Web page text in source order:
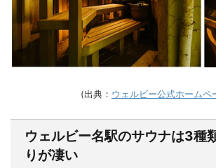
(出典： ウェルビー公式ホームペ
ウェルビー名駅のサウナは3種
りが凄い